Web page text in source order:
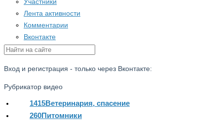
Лента активности
Комментарии
Вконтакте
Вход и регистрация - только через Вконтакте:
Рубрикатор видео
1415Ветеринария, спасение
260Питомники